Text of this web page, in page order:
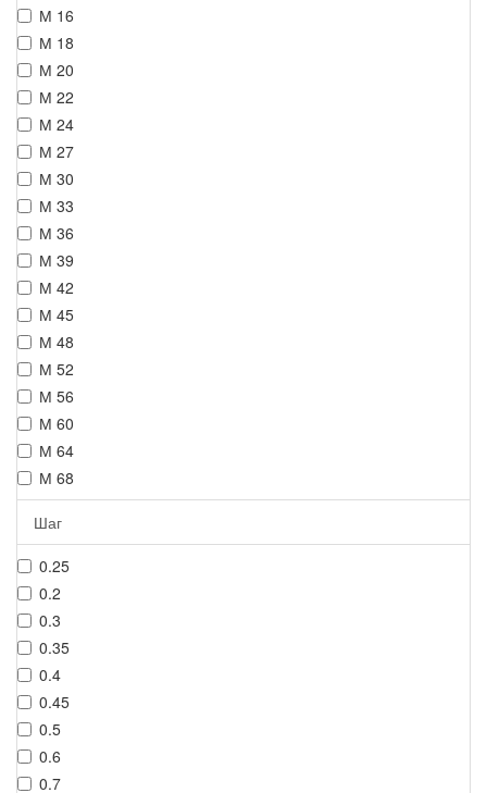
М 16
М 18
М 20
М 22
М 24
М 27
М 30
М 33
М 36
М 39
М 42
М 45
М 48
М 52
М 56
М 60
М 64
М 68
Шаг
0.25
0.2
0.3
0.35
0.4
0.45
0.5
0.6
0.7